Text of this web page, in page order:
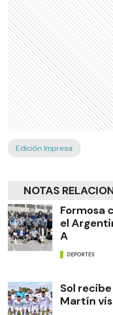
Edición Impresa
NOTAS
Formosa
el
A
DEPORTES
Sol
Martín